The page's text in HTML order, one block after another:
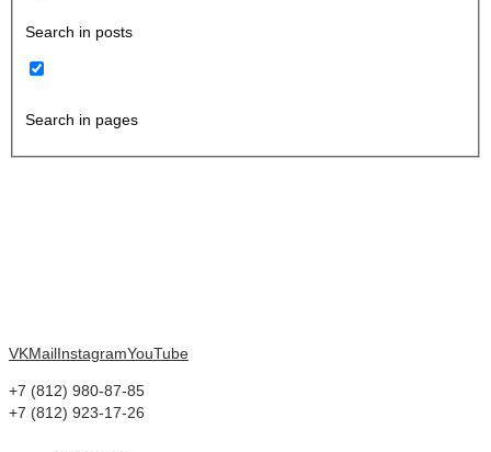
Search in posts
Search in pages
VKMailInstagramYouTube
+7 (812) 980-87-85
+7 (812) 923-17-26